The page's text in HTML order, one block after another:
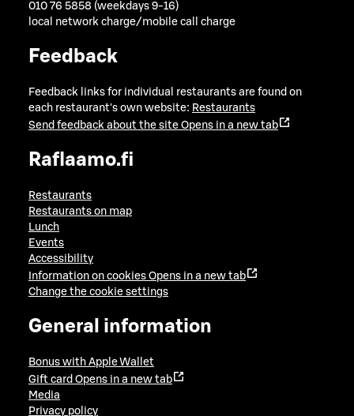
010 76 5858 (weekdays 9-16)
local network charge/mobile call charge
Feedback
Feedback links for individual restaurants are found on
each restaurant's own website: Restaurants
Send feedback about the site Opens in a new tab
Raflaamo.fi
Restaurants
Restaurants on map
Lunch
Events
Accessibility
Information on cookies Opens in a new tab
Change the cookie settings
General information
Bonus with Apple Wallet
Gift card Opens in a new tab
Media
Privacy policy